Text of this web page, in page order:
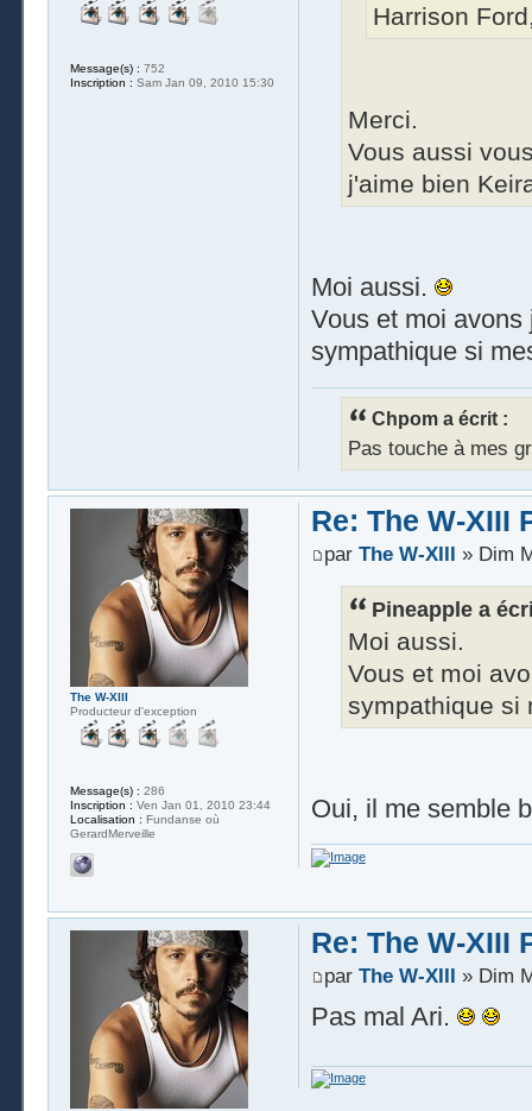
Harrison
Merci.
Vous aussi
j'aime bien
Moi aussi.
Vous et moi
sympathique si
Chpom a écrit :
Pas touche à mes
Message(s) : 752
Inscription : Sam Jan 09, 2010 15:30
Re: The W-XIII
par The W-XIII » Dim
Pineapple a
Moi aussi.
Vous et moi
sympathique si
Oui, il me semble
The W-XIII
Producteur d'exception
Message(s) : 286
Inscription : Ven Jan 01, 2010 23:44
Localisation : Fundanse où
GerardMerveille
Re: The W-XIII
par The W-XIII » Dim
Pas mal Ari.